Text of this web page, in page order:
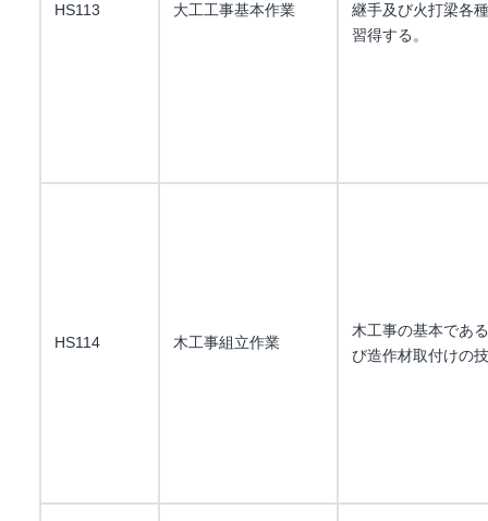
HS113 大工工事基本作業
継手及び火打梁各
習得する。
HS114 木工事組立作業
木工事の基本であ
び造作材取付けの